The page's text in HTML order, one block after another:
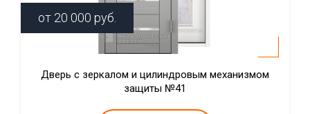
от 20 000 руб.
Дверь с зеркалом и цилиндровым механизмом
защиты №41